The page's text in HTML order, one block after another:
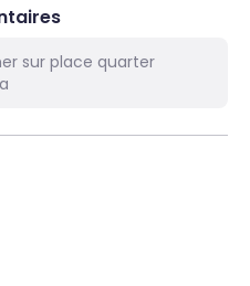
sur place quarter